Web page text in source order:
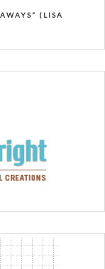
(LISA